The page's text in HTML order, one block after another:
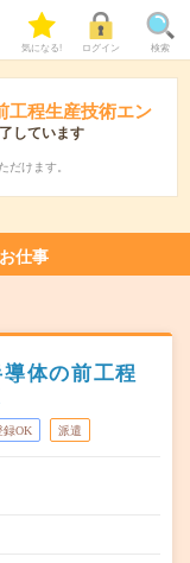
気になる! ログイン 検索
工程生産技術エン
しています
だけます。
仕事
体の前工程
録OK 派遣